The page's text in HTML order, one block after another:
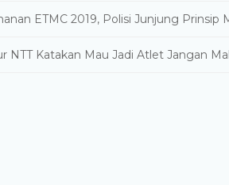
ETMC 2019, Polisi Junjung Prinsip
NTT Katakan Mau Jadi Atlet Jangan